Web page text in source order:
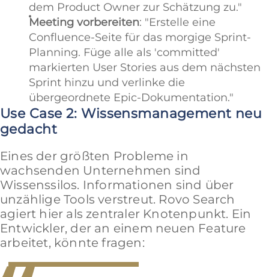
dem Product Owner zur Schätzung zu."
Meeting vorbereiten: "Erstelle eine
Confluence-Seite für das morgige Sprint-
Planning. Füge alle als 'committed'
markierten User Stories aus dem nächsten
Sprint hinzu und verlinke die
übergeordnete Epic-Dokumentation."
Use Case 2: Wissensmanagement neu
gedacht
Eines der größten Probleme in
wachsenden Unternehmen sind
Wissenssilos. Informationen sind über
unzählige Tools verstreut. Rovo Search
agiert hier als zentraler Knotenpunkt. Ein
Entwickler, der an einem neuen Feature
arbeitet, könnte fragen: